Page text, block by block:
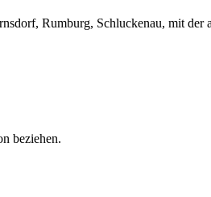
Rumburg, Schluckenau, mit
beziehen.